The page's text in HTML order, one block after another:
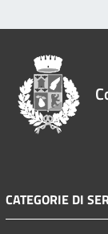
CATEGORIE DI